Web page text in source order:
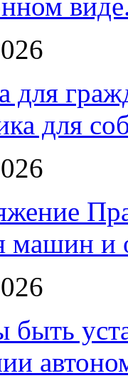
для
для
машин и